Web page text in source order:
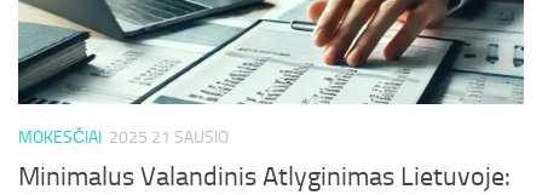
MOKESČIAI 2025 21 SAUSIO
Minimalus Valandinis Atlyginimas Lietuvoje: